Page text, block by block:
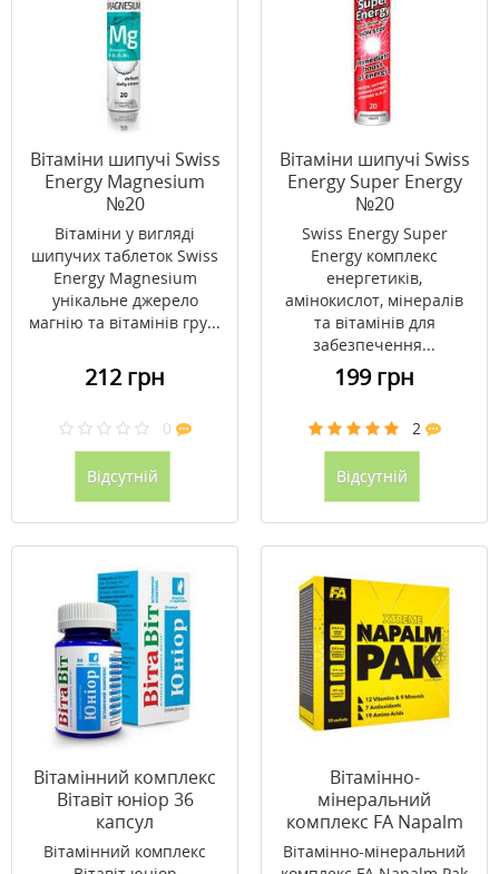
Вітаміни шипучі Swiss
Energy Magnesium
№20
Вітаміни у вигляді
шипучих таблеток Swiss
Energy Magnesium
унікальне джерело
магнію та вітамінів гру...
212 грн
0
Відсутній
Вітаміни шипучі Swiss
Energy Super Energy
№20
Swiss Energy Super
Energy комплекс
енергетиків,
амінокислот, мінералів
та вітамінів для
забезпечення...
199 грн
2
Відсутній
Вітамінний комплекс
Вітавіт юніор 36
капсул
Вітамінний комплекс
Вітамінно-
мінеральний
комплекс FA Napalm
Pak 30 пакетиків
Вітамінно-мінеральний